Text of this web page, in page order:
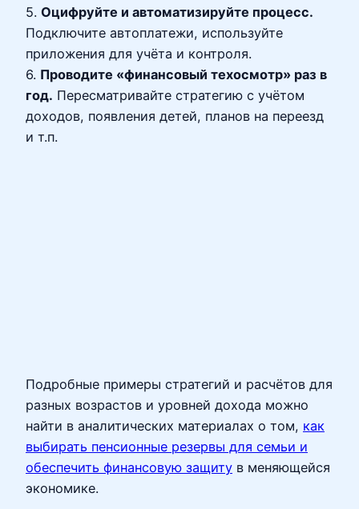
5. Оцифруйте и автоматизируйте процесс.
Подключите автоплатежи, используйте
приложения для учёта и контроля.
6. Проводите «финансовый техосмотр» раз в
год. Пересматривайте стратегию с учётом
доходов, появления детей, планов на переезд
и т.п.
Подробные примеры стратегий и расчётов для
разных возрастов и уровней дохода можно
найти в аналитических материалах о том, как
выбирать пенсионные резервы для семьи и
обеспечить финансовую защиту в меняющейся
экономике.